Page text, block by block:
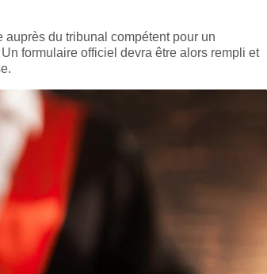
du tribunal compétent pour un
formulaire officiel devra être alors rempli et